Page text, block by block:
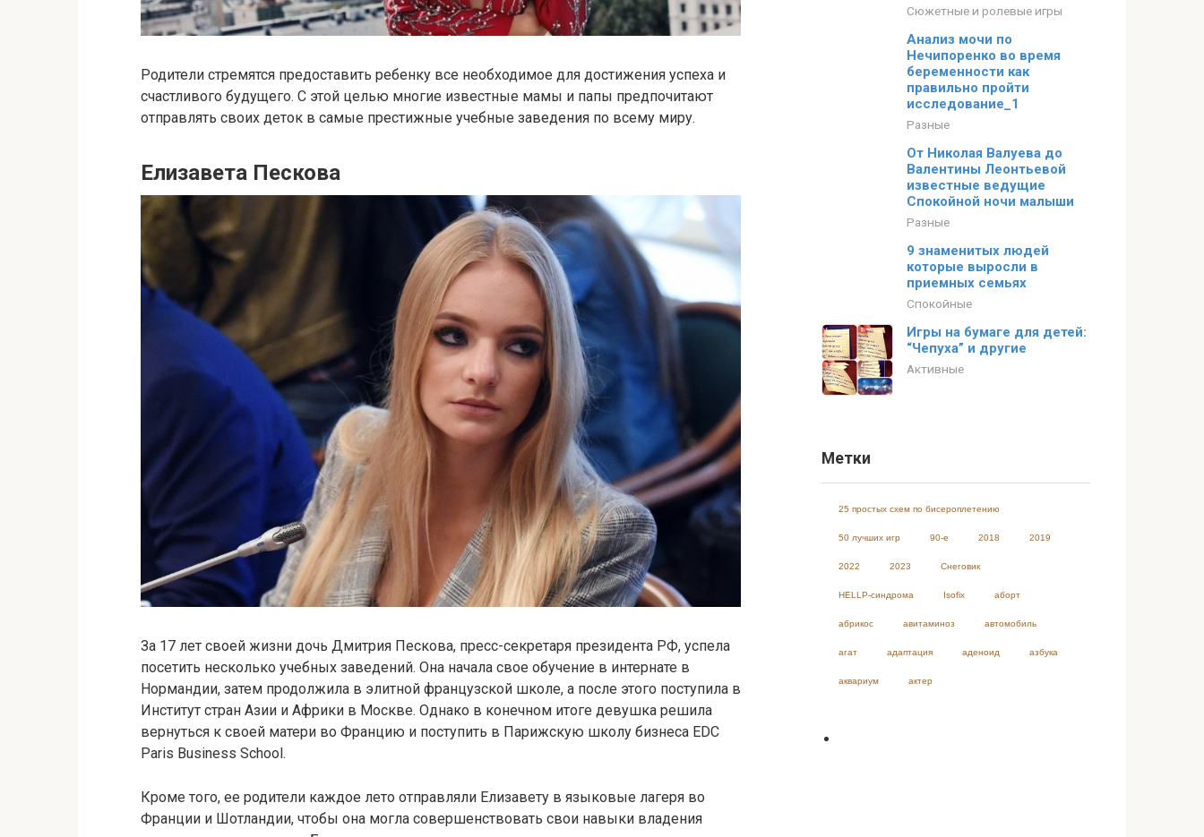
Родители стремятся предоставить ребенку все необходимое для достижения успеха и
счастливого будущего. С этой целью многие известные мамы и папы предпочитают
отправлять своих деток в самые престижные учебные заведения по всему миру.
Елизавета Пескова
За 17 лет своей жизни дочь Дмитрия Пескова, пресс-секретаря президента РФ, успела
посетить несколько учебных заведений. Она начала свое обучение в интернате в
Нормандии, затем продолжила в элитной французской школе, а после этого поступила в
Институт стран Азии и Африки в Москве. Однако в конечном итоге девушка решила
вернуться к своей матери во Францию и поступить в Парижскую школу бизнеса EDC
Paris Business School.
Кроме того, ее родители каждое лето отправляли Елизавету в языковые лагеря во
Франции и Шотландии, чтобы она могла совершенствовать свои навыки владения
Сюжетные и ролевые игры
Анализ мочи по
Нечипоренко во время
беременности как
правильно пройти
исследование_1
Разные
От Николая Валуева до
Валентины Леонтьевой
известные ведущие
Спокойной ночи малыши
Разные
9 знаменитых людей
которые выросли в
приемных семьях
Спокойные
Игры на бумаге для детей:
“Чепуха” и другие
Активные
Метки
25 простых схем по бисероплетению
50 лучших игр 90-е 2018 2019
2022 2023 Cнеговик
HELLP-синдрома Isofix аборт
абрикос авитаминоз автомобиль
агат адаптация аденоид азбука
аквариум актер